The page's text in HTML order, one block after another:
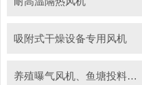
吸附式干燥设备专用风机
养殖曝气风机、鱼塘投料用风机